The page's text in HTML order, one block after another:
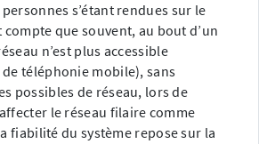
s’étant rendues sur le
que souvent, au bout d’un
n’est plus accessible
téléphonie mobile), sans
possibles de réseau, lors de
le réseau filaire comme
fiabilité du système repose sur la